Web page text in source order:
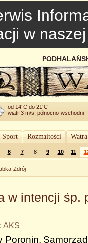
w
od 14°C do 21°C
wiatr 3 m/s, północno-wschodni
Sport Rozmaitości
6 7 8 9 10 11
Zdrój
w intencji śp.
AKS
Poronin, Samorząd